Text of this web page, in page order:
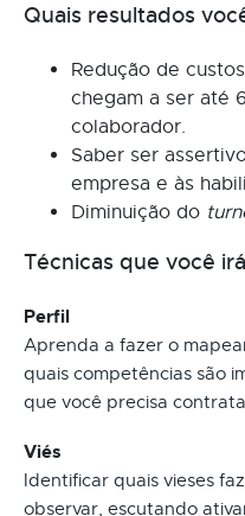
Quais resultados
Redução de
chegam a ser até
colaborador.
Saber ser
empresa e às
Diminuição do
Técnicas que você
Perfil
Aprenda a fazer o
quais competências são
que você precisa
Viés
Identificar quais vieses
observar, escutando